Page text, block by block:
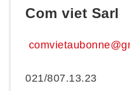
Com viet Sarl
021/807.13.23